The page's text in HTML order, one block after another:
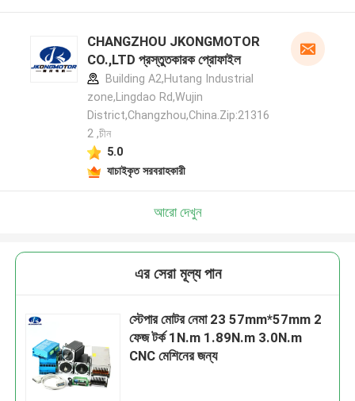
CHANGZHOU JKONGMOTOR
CO.,LTD প্রস্তুতকারক প্রোফাইল
Building A2,Hutang Industrial
zone,Lingdao Rd,Wujin
District,Changzhou,China.Zip:21316
2 ,চীন
5.0
যাচাইকৃত সরবরাহকারী
আরো দেখুন
এর সেরা মূল্য পান
স্টেপার মোটর নেমা 23 57mm*57mm 2
ফেজ টর্ক 1N.m 1.89N.m 3.0N.m
CNC মেশিনের জন্য